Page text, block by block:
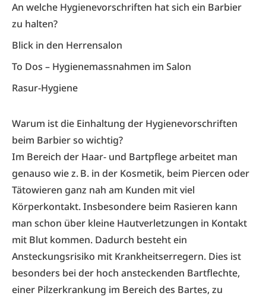
An welche Hygienevorschriften hat sich ein Barbier
zu halten?
Blick in den Herrensalon
To Dos – Hygienemassnahmen im Salon
Rasur-Hygiene
Warum ist die Einhaltung der Hygiene­vorschriften
beim Barbier so wichtig?
Im Bereich der Haar- und Bartpflege arbeitet man
genauso wie z. B. in der Kosmetik, beim Piercen oder
Tätowieren ganz nah am Kunden mit viel
Körperkontakt. Insbesondere beim Rasieren kann
man schon über kleine Hautverletzungen in Kontakt
mit Blut kommen. Dadurch besteht ein
Ansteckungsrisiko mit Krankheitserregern. Dies ist
besonders bei der hoch ansteckenden Bartflechte,
einer Pilzerkrankung im Bereich des Bartes, zu